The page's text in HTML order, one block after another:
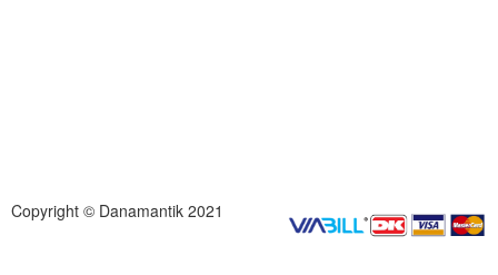
Copyright © Danamantik 2021